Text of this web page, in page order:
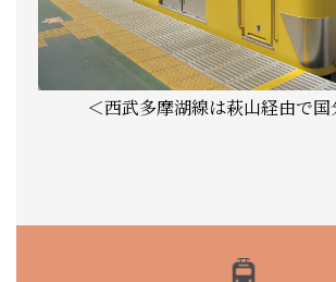
＜西武多摩湖線は萩山経由で国